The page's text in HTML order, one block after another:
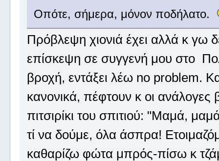
Οπότε, σήμερα, μόνον ποδήλατο.
Πρόβλεψη χιονιά έχει αλλά κ γω
επίσκεψη σε συγγενή μου στο
βροχή, εντάξει λέω no problem.
κανονικά, πέφτουν κ οι
πιτσιρίκι του σπιτιού: "Μαμά,
τί να δούμε, όλα άσπρα!
καθαρίζω φώτα μπρός-πίσω κ